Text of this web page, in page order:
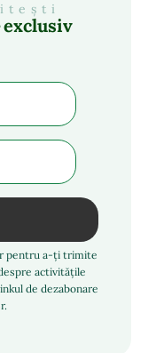
exclusiv
pentru a-ți trimite
activitățile
de dezabonare